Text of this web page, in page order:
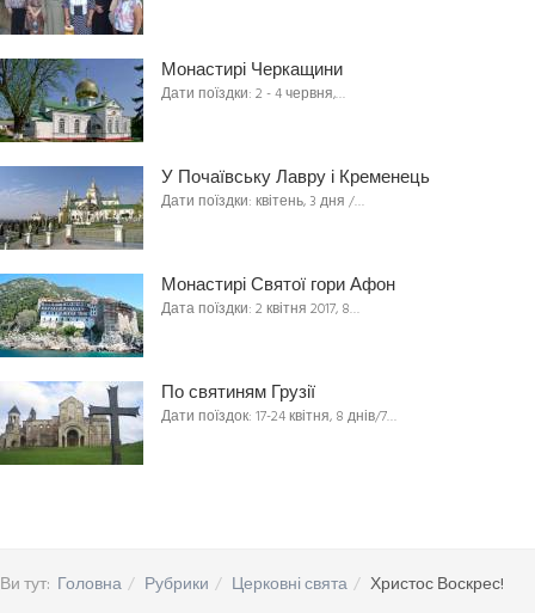
Монастирі Черкащини
Дати поїздки: 2 - 4 червня,…
У Почаївську Лавру і Кременець
Дати поїздки: квітень, 3 дня /…
Монастирі Святої гори Афон
Дата поїздки: 2 квітня 2017, 8…
По святиням Грузії
Дати поїздок: 17-24 квітня, 8 днів/7…
Ви тут: Головна Рубрики Церковні свята Христос Воскрес!